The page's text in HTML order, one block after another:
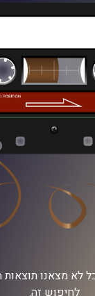
לא מצאנו תוצאות
לחיפוש זה.